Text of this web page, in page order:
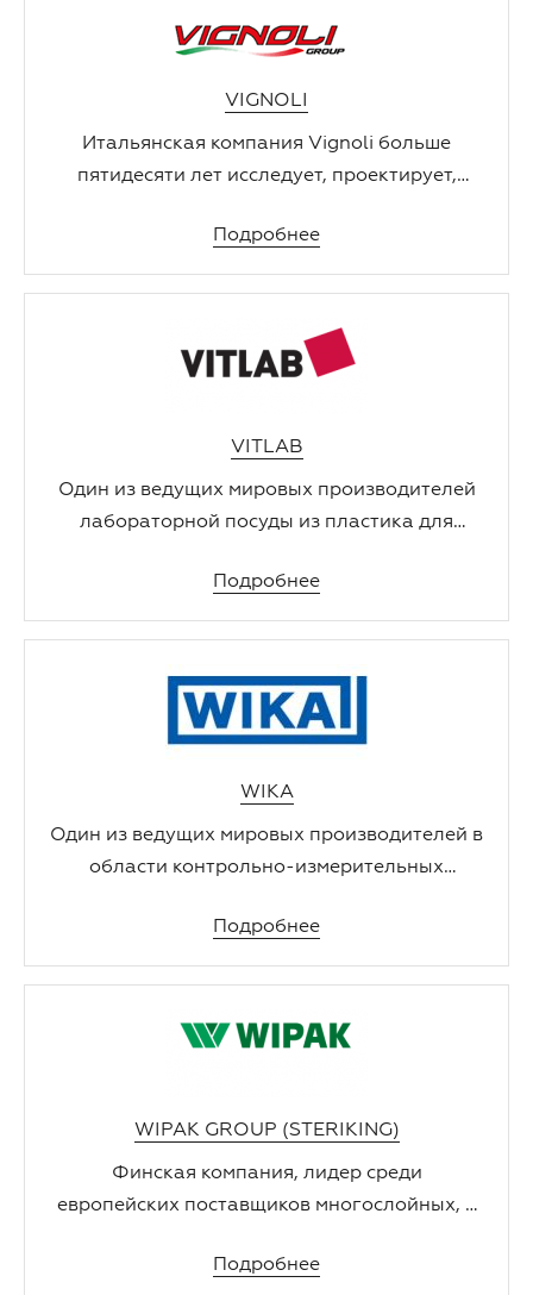
VIGNOLI
Итальянская компания Vignoli больше
пятидесяти лет исследует, проектирует,
продукты для сельского хозяйства.
Подробнее
VITLAB
Один из ведущих мировых производителей
лабораторной посуды из пластика для
Подробнее
WIKA
Один из ведущих мировых производителей в
области контрольно-измерительных
Подробнее
WIPAK GROUP (STERIKING)
Финская компания, лидер среди
европейских поставщиков многослойных, в
Подробнее